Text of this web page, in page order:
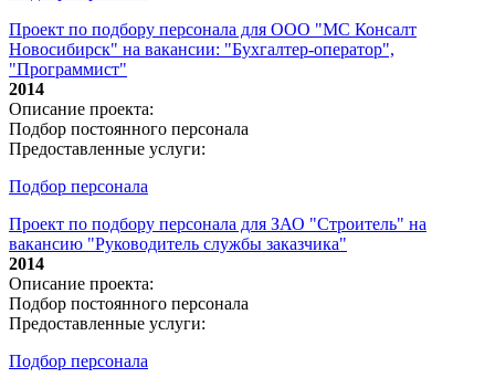
Проект по подбору персонала для ООО "МС Консалт
Новосибирск" на вакансии: "Бухгалтер-оператор",
"Программист"
2014
Описание проекта:
Подбор постоянного персонала
Предоставленные услуги:
Подбор персонала
Проект по подбору персонала для ЗАО "Строитель" на
вакансию "Руководитель службы заказчика"
2014
Описание проекта:
Подбор постоянного персонала
Предоставленные услуги:
Подбор персонала